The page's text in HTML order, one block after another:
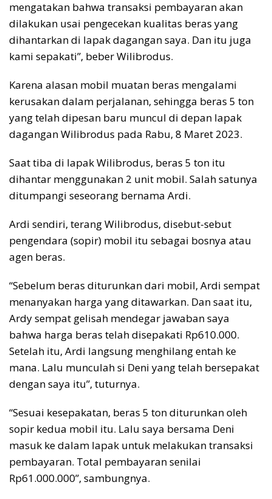
mengatakan bahwa transaksi pembayaran akan
dilakukan usai pengecekan kualitas beras yang
dihantarkan di lapak dagangan saya. Dan itu juga
kami sepakati”, beber Wilibrodus.
Karena alasan mobil muatan beras mengalami
kerusakan dalam perjalanan, sehingga beras 5 ton
yang telah dipesan baru muncul di depan lapak
dagangan Wilibrodus pada Rabu, 8 Maret 2023.
Saat tiba di lapak Wilibrodus, beras 5 ton itu
dihantar menggunakan 2 unit mobil. Salah satunya
ditumpangi seseorang bernama Ardi.
Ardi sendiri, terang Wilibrodus, disebut-sebut
pengendara (sopir) mobil itu sebagai bosnya atau
agen beras.
“Sebelum beras diturunkan dari mobil, Ardi sempat
menanyakan harga yang ditawarkan. Dan saat itu,
Ardy sempat gelisah mendegar jawaban saya
bahwa harga beras telah disepakati Rp610.000.
Setelah itu, Ardi langsung menghilang entah ke
mana. Lalu munculah si Deni yang telah bersepakat
dengan saya itu”, tuturnya.
“Sesuai kesepakatan, beras 5 ton diturunkan oleh
sopir kedua mobil itu. Lalu saya bersama Deni
masuk ke dalam lapak untuk melakukan transaksi
pembayaran. Total pembayaran senilai
Rp61.000.000”, sambungnya.